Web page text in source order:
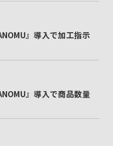
』導入で加工指示
』導入で商品数量